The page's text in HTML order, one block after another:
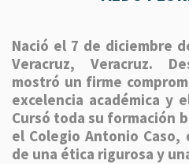
Nació el 7 de diciembre
Veracruz, Veracruz.
mostró un firme
excelencia académica y
Cursó toda su formación
el Colegio Antonio Caso,
de una ética rigurosa y